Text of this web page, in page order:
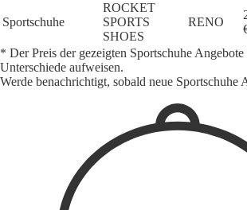
Sportschuhe
ROCKET
SPORTS
SHOES
RENO
* Der Preis der gezeigten Sportschuhe
Unterschiede aufweisen.
Werde benachrichtigt, sobald neue Sportschuhe